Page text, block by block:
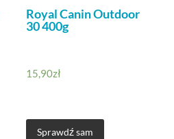
Royal Canin Outdoor
30 400g
15,90zł
Sprawdź sam